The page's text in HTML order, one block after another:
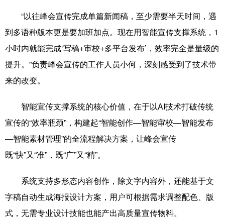
“以往峰会宣传完成单篇新闻稿，至少需要半天时间，遇
到多语种版本更是要加班加点。现在用智能宣传支撑系统，1
小时内就能完成‘写稿+审校+多平台发布’，效率完全是量级的
提升。”负责峰会宣传的工作人员小何，深刻感受到了技术带
来的改变。
智能宣传支撑系统的核心价值，在于以AI技术打破传统
宣传的“效率瓶颈”，构建起“智能创作—智能审校—智能发布
—智能素材管理”的全流程解决方案，让峰会宣传
既“快”又“准”，既“广”又“精”。
系统支持多形态内容创作，除文字内容外，还能基于文
字稿自动生成海报设计方案，用户可根据需求调整配色、版
式，无需专业设计技能也能产出高质量宣传物料。